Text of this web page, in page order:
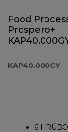
Food
Prospero+
KAP40.000GY
6